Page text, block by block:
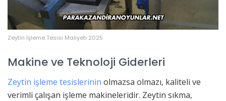
Zeytin İşleme Tesisi Maliyeti 2025
Makine ve Teknoloji Giderleri
Zeytin işleme tesislerinin olmazsa olmazı, kaliteli ve
verimli çalışan işleme makineleridir. Zeytin sıkma,